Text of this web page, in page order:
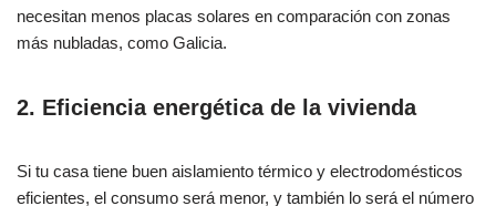
necesitan menos placas solares en comparación con zonas
más nubladas, como Galicia.
2. Eficiencia energética de la vivienda
Si tu casa tiene buen aislamiento térmico y electrodomésticos
eficientes, el consumo será menor, y también lo será el número